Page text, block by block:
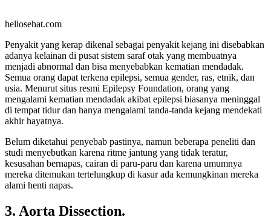
hellosehat.com
Penyakit yang kerap dikenal sebagai penyakit kejang ini disebabkan
adanya kelainan di pusat sistem saraf otak yang membuatnya
menjadi abnormal dan bisa menyebabkan kematian mendadak.
Semua orang dapat terkena epilepsi, semua gender, ras, etnik, dan
usia. Menurut situs resmi Epilepsy Foundation, orang yang
mengalami kematian mendadak akibat epilepsi biasanya meninggal
di tempat tidur dan hanya mengalami tanda-tanda kejang mendekati
akhir hayatnya.
Belum diketahui penyebab pastinya, namun beberapa peneliti dan
studi menyebutkan karena ritme jantung yang tidak teratur,
kesusahan bernapas, cairan di paru-paru dan karena umumnya
mereka ditemukan tertelungkup di kasur ada kemungkinan mereka
alami henti napas.
3. Aorta Dissection.